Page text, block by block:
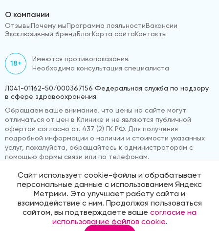
О компании
ОтзывыПочему мыПрограмма лояльностиВакансии
Эксклюзивный брендБлогКарта сайтаКонтакты
18+
Имеются противопоказания.
Необходима консультация специалиста
Л041-01162-50/000367156 Федеральная служба по надзору
в сфере здравоохранения
Обращаем ваше внимание, что цены на сайте могут
отличаться от цен в Клинике и не являются публичной
офертой согласно ст. 437 (2) ГК РФ. Для получения
подробной информации о наличии и стоимости указанных
услуг, пожалуйста, обращайтесь к администраторам с
помощью формы связи или по телефонам.
© 2026 «ВижуВсё»
Реквизиты компании
Политика обработки персональных данных
Продвижение сайтаMedmaps
Сайт использует cookie-файлы и обрабатывает
персональные данные с использованием Яндекс
Метрики. Это улучшает работу сайта и
взаимодействие с ним. Продолжая пользоваться
сайтом, вы подтверждаете ваше согласие на
использование файлов cookie.